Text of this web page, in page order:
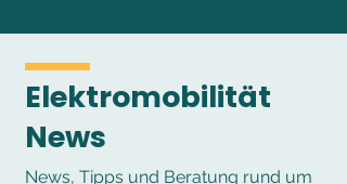
Elektromobilität
News
News, Tipps und Beratung rund um